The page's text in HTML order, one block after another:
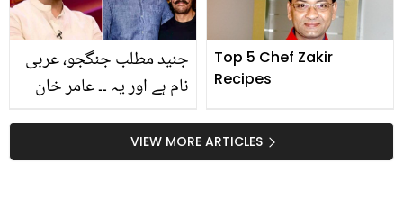
جنید مطلب جنگجو، عربی
نام ہے اور یہ ۔۔ عامر خان
نے رکھا تھا؟
Top 5 Chef Zakir
Recipes
VIEW MORE ARTICLES